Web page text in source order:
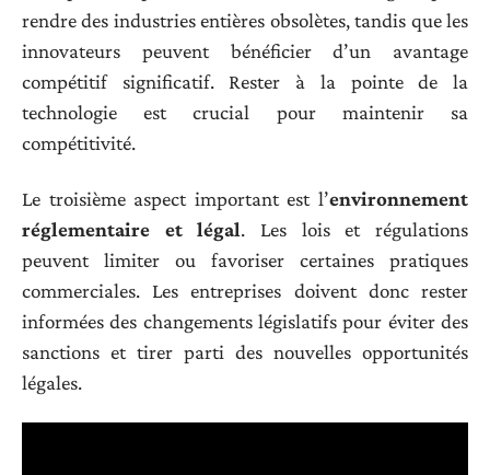
rendre des industries entières obsolètes, tandis que les
innovateurs peuvent bénéficier d’un avantage
compétitif significatif. Rester à la pointe de la
technologie est crucial pour maintenir sa
compétitivité.
Le troisième aspect important est l’environnement
réglementaire et légal. Les lois et régulations
peuvent limiter ou favoriser certaines pratiques
commerciales. Les entreprises doivent donc rester
informées des changements législatifs pour éviter des
sanctions et tirer parti des nouvelles opportunités
légales.